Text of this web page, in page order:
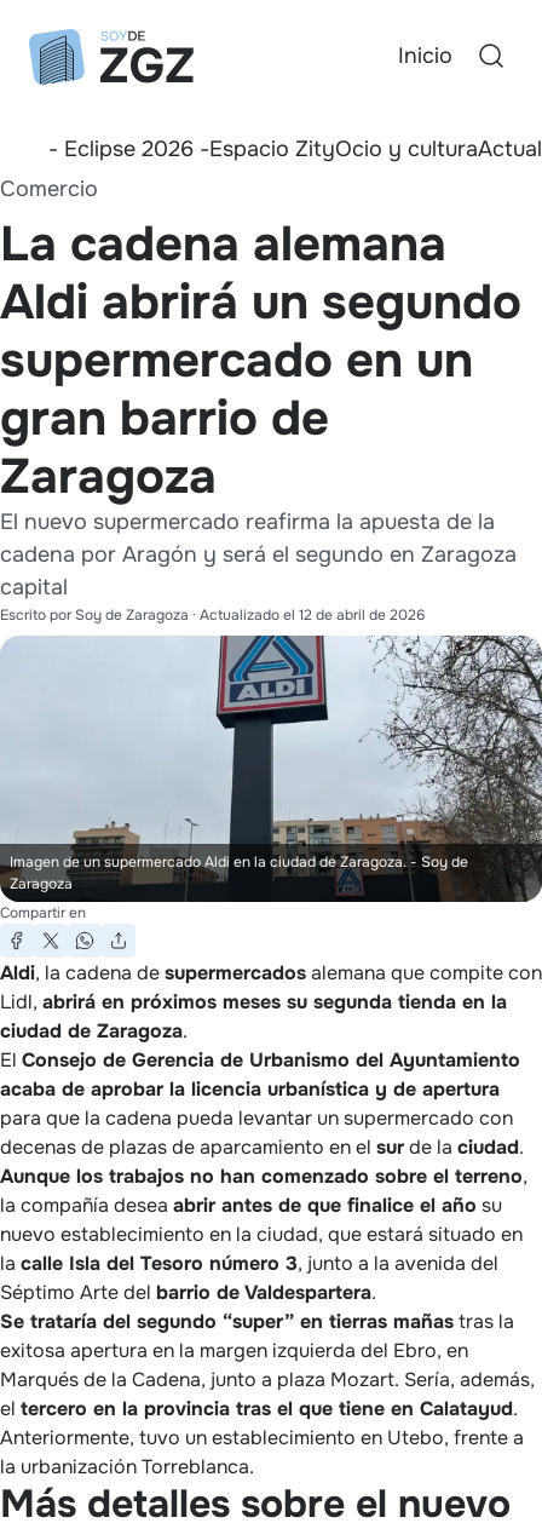
Inicio
- Eclipse 2026 -Espacio ZityOcio y cultura
Comercio
La cadena alemana
Aldi abrirá un segundo
supermercado en un
gran barrio de
Zaragoza
El nuevo supermercado reafirma la apuesta de la
cadena por Aragón y será el segundo en Zaragoza
capital
Escrito porSoy de Zaragoza · Actualizado el 12 de abril de 2026
Imagen de un supermercado Aldi en la ciudad de Zaragoza.- Soy de
Zaragoza
Compartir en
Aldi, la cadena desupermercadosalemana que compite con
Lidl, abrirá en próximos meses su segunda tienda en la
ciudad de Zaragoza.
El Consejo de Gerencia de Urbanismo del Ayuntamiento
acaba de aprobar la licencia urbanística y de apertura
para que la cadena pueda levantar un supermercado con
decenas de plazas de aparcamiento en el surde la ciudad.
Aunque los trabajos no han comenzado sobre el terreno,
la compañía desea abrir antes de que finalice el año su
nuevo establecimiento en la ciudad, que estará situado en
la calle Isla del Tesoro número 3, junto a la avenida del
Séptimo Arte del barrio de Valdespartera.
Se trataría del segundo “super” en tierras mañastras la
exitosa apertura en la margen izquierda del Ebro, en
Marqués de la Cadena, junto a plaza Mozart. Sería, además,
el tercero en la provincia tras el que tiene en Calatayud.
Anteriormente, tuvo un establecimiento en Utebo, frente a
la urbanización Torreblanca.
Más detalles sobre el nuevo